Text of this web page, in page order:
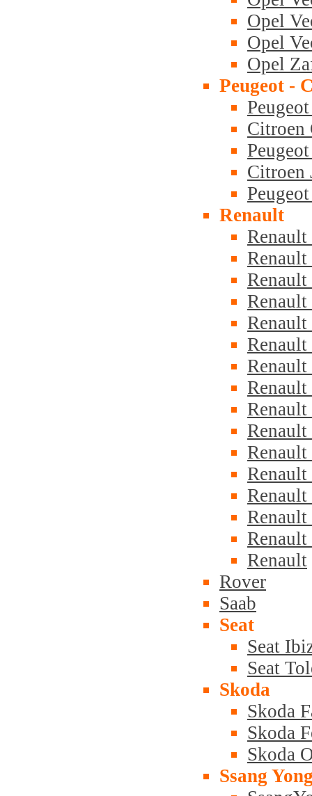
Opel
Opel
Opel
Peugeot -
Citroen
Citroen
Renault
Renault
Rover
Saab
Seat
Seat
Seat
Skoda
Skoda
Skoda
Skoda
Ssang